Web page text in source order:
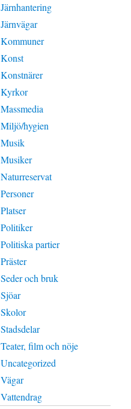
Järnhantering
Järnvägar
Kommuner
Konst
Konstnärer
Kyrkor
Massmedia
Miljö/hygien
Musik
Musiker
Naturreservat
Personer
Platser
Politiker
Politiska partier
Präster
Seder och bruk
Sjöar
Skolor
Stadsdelar
Teater, film och nöje
Uncategorized
Vägar
Vattendrag